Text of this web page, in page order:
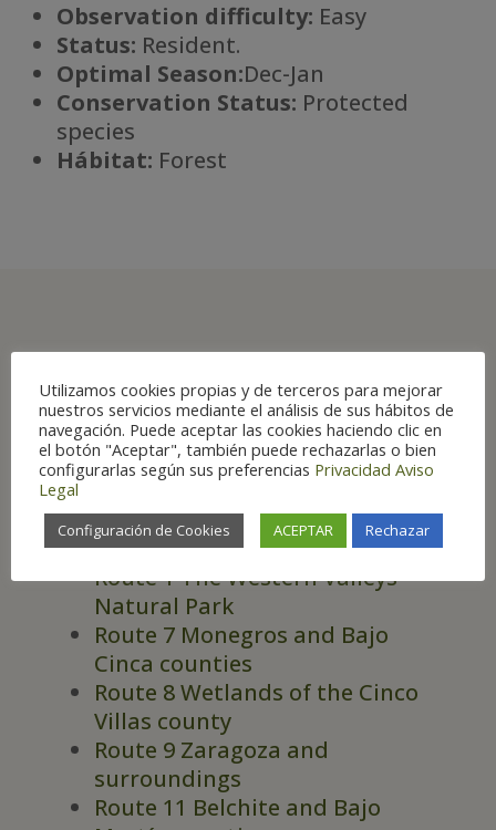
Observation difficulty: Easy
Status: Resident.
Optimal Season:Dec-Jan
Conservation Status: Protected
species
Hábitat: Forest
Aragón
ROUTES
Route 1 The Western Valleys
Natural Park
Route 7 Monegros and Bajo
Cinca counties
Route 8 Wetlands of the Cinco
Villas county
Route 9 Zaragoza and
surroundings
Route 11 Belchite and Bajo
Utilizamos cookies propias y de terceros para mejorar
nuestros servicios mediante el análisis de sus hábitos de
navegación. Puede aceptar las cookies haciendo clic en
el botón "Aceptar", también puede rechazarlas o bien
configurarlas según sus preferencias Privacidad Aviso
Legal
Configuración de Cookies ACEPTAR Rechazar